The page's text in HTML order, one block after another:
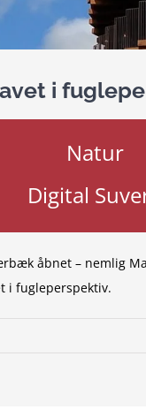
i
Natur
Digital
åbnet – nemlig
i fugleperspektiv.